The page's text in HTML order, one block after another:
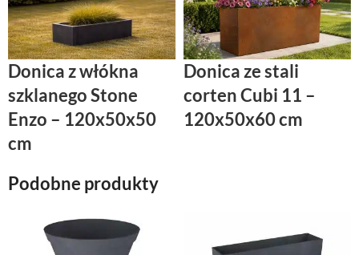
Donica z włókna
szklanego Stone
Enzo – 120x50x50
cm
Donica ze stali
corten Cubi 11 –
120x50x60 cm
Podobne produkty